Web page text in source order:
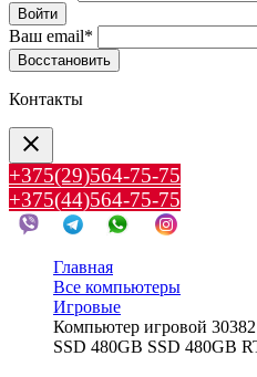
Войти
Ваш email*
Воcстановить
Контакты
clear
+375(29)564-75-75
+375(44)564-75-75
Главная
Все компьютеры
Игровые
Компьютер игровой
SSD 480GB SSD 480GB